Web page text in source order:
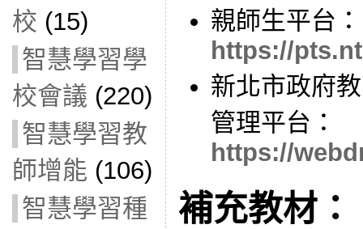
校 (15)
智慧學習學
校會議 (220)
智慧學習教
師增能 (106)
智慧學習種
親師生平台：
https://
新北市政府
管理平台：
https://
補充教材：